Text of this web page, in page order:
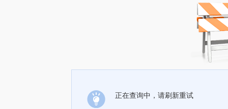
正在查询中，请刷新重试